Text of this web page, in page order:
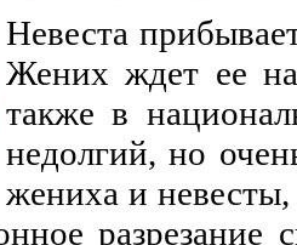
Невеста
Жених ждет ее
также в
недолгий, но
жениха и
разрезание